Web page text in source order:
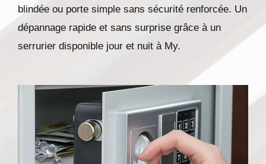
blindée ou porte simple sans sécurité renforcée. Un
dépannage rapide et sans surprise grâce à un
serrurier disponible jour et nuit à My.